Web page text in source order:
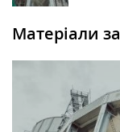
Матеріали